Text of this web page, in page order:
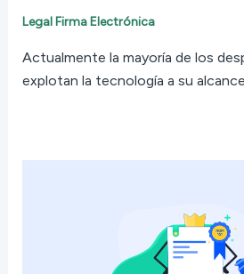
Legal Firma Electrónica
Actualmente la mayoría de los
explotan la tecnología a su